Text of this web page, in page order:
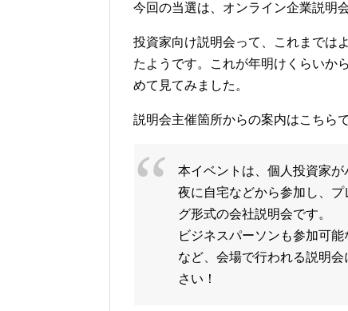
今回の当選は、オンライン企業説明
投資家向け説明会って、これまでは
たようです。これが年明けくらいか
めて見てみました。
説明会主催箇所からの案内はこちらで
本イベントは、個人投資家
夜に自宅などから参加し、
グ形式の会社説明会です。
ビジネスパーソンも参加可
など、会場で行われる説明会
さい！